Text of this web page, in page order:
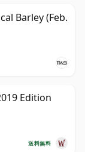
Barley (Feb.
Edition
送料無料